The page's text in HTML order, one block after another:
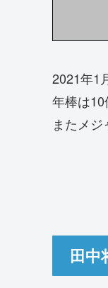
2021年1
年棒は10
またメ
田中